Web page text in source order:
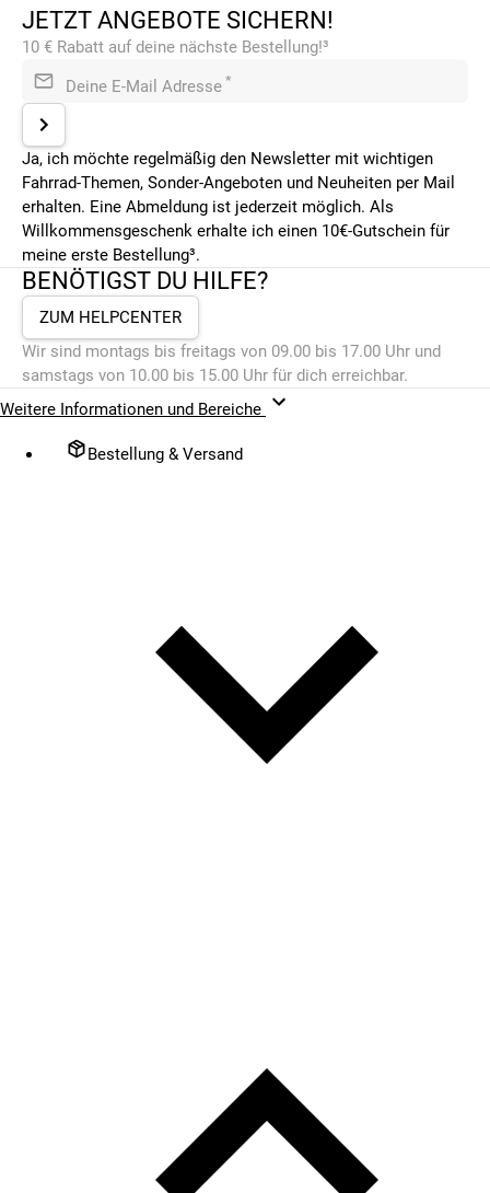
JETZT ANGEBOTE SICHERN!
10 € Rabatt auf deine nächste Bestellung!³
Deine E-Mail Adresse *
Ja, ich möchte regelmäßig den Newsletter mit wichtigen
Fahrrad-Themen, Sonder-Angeboten und Neuheiten per Mail
erhalten. Eine Abmeldung ist jederzeit möglich. Als
Willkommensgeschenk erhalte ich einen 10€-Gutschein für
meine erste Bestellung³.
BENÖTIGST DU HILFE?
ZUM HELPCENTER
Wir sind montags bis freitags von 09.00 bis 17.00 Uhr und
samstags von 10.00 bis 15.00 Uhr für dich erreichbar.
Weitere Informationen und Bereiche
Bestellung & Versand